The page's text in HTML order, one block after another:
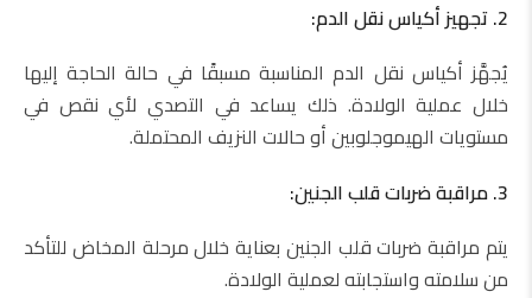
2. تجهيز أكياس نقل الدم:
يُجهَّز أكياس نقل الدم المناسبة مسبقًا في حالة الحاجة إليها
خلال عملية الولادة. ذلك يساعد في التصدي لأي نقص في
مستويات الهيموجلوبين أو حالات النزيف المحتملة.
3. مراقبة ضربات قلب الجنين:
يتم مراقبة ضربات قلب الجنين بعناية خلال مرحلة المخاض للتأكد
من سلامته واستجابته لعملية الولادة.